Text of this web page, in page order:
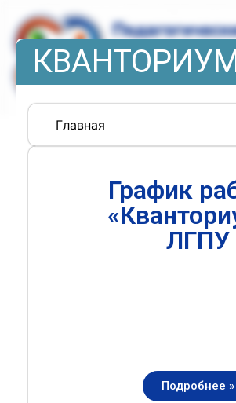
Главная
График
ЛГПУ
Подробнее »